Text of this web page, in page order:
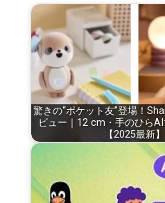
驚きの“ポケット友”登場！
ビュー｜12 cm・手のひら
【2025最新】